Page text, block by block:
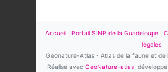
Accueil Portail SINP de la Guadeloupe
légales
Geonature-Atlas - Atlas de la faune et de
Réalisé avec GeoNature-atlas,